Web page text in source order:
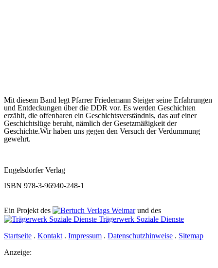
Mit diesem Band legt Pfarrer Friedemann Steiger seine Erfahrungen
und Entdeckungen über die DDR vor. Es werden Geschichten
erzählt, die offenbaren ein Geschichtsverständnis, das auf einer
Geschichtslüge beruht, nämlich der Gesetzmäßigkeit der
Geschichte.Wir haben uns gegen den Versuch der Verdummung
gewehrt.
Engelsdorfer Verlag
ISBN 978-3-96940-248-1
Ein Projekt des Verlags Weimarund des
Trägerwerk Soziale Dienste
Startseite . Kontakt . Impressum . Datenschutzhinweise . Sitemap
Anzeige: